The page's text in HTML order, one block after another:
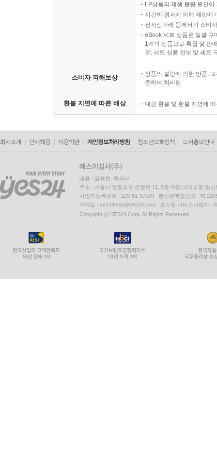
LP상품의 재생 불량 원인
시간의 경과에 의해 재판매
전자상거래 등에서의 소비
eBook 세트 상품은 일괄 구
1개의 상품으로 취급 및 판
우, 세트 상품 전부 및 세트
소비자 피해보상
상품의 불량에 의한 반품,
준하여 처리됨
환불 지연에 따른 배상 대금 환불 및 환불 지연에
회사소개 인재채용 이용약관 개인정보처리방침 청소년보호정책 도서홍보안내
대표 : 김석환, 최세라
주소 : 서울시 영등포구 은행로 11, 5층~6층(여의도동,일신
사업자등록번호 : 229-81-37000 통신판매업신고 : 제
이메일 : yes24help@yes24.com 호스팅 서비스사업자 :
Copyright ⓒ YES24 Corp. All Rights Reserved.